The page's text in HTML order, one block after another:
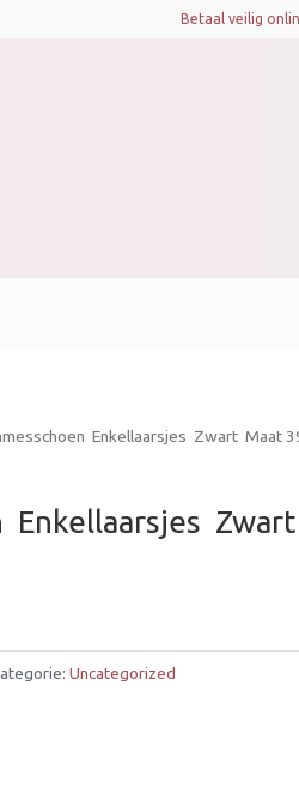
Betaal veilig
 Enkellaarsjes  Zwart  Maat
Enkellaarsjes  Zwart
Uncategorized